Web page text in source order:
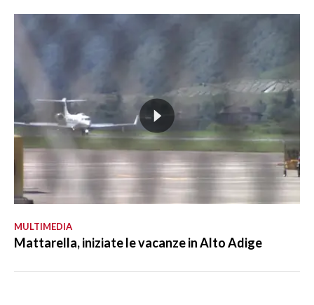
MULTIMEDIA
Mattarella, iniziate le vacanze in Alto Adige